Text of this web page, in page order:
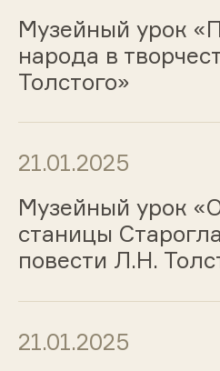
Музейный урок
народа в
Толстого»
21.01.2025
Музейный урок
станицы
повести Л.Н.
21.01.2025